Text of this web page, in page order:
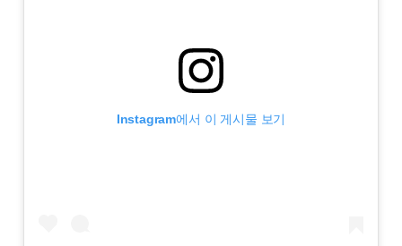
Instagram에서 이 게시물 보기